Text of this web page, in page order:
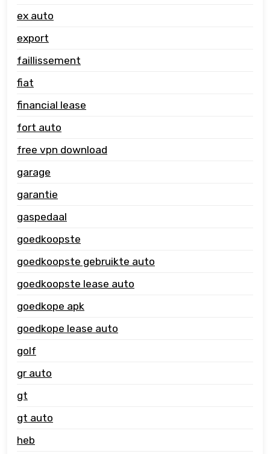
ex auto
export
faillissement
fiat
financial lease
fort auto
free vpn download
garage
garantie
gaspedaal
goedkoopste
goedkoopste gebruikte auto
goedkoopste lease auto
goedkope apk
goedkope lease auto
golf
gr auto
gt
gt auto
heb